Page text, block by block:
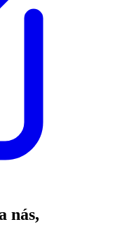
nás,